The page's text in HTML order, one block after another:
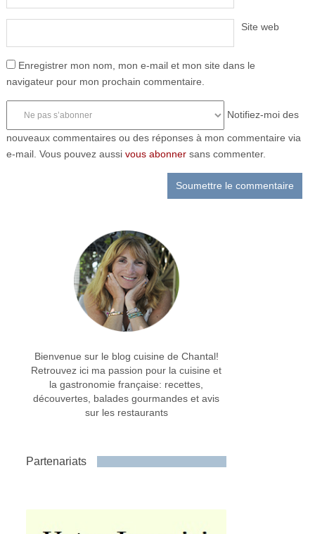
Site web
Enregistrer mon nom, mon e-mail et mon site dans le
navigateur pour mon prochain commentaire.
Notifiez-moi des
nouveaux commentaires ou des réponses à mon commentaire via
e-mail. Vous pouvez aussi vous abonnersans commenter.
Bienvenue sur le blog cuisine de Chantal!
Retrouvez ici ma passion pour la cuisine et
la gastronomie française: recettes,
découvertes, balades gourmandes et avis
sur les restaurants
Partenariats